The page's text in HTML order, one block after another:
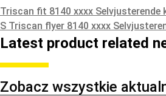
Triscan fit 8140 xxxx Selvjusterende
S Triscan flyer 8140 xxxx
Latest product related
Zobacz wszystkie